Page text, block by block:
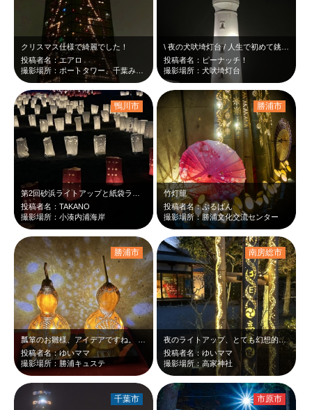
クリスマス仕様で綺麗でした！
投稿者名：エアロ
撮影場所：ポートタワー、千葉みなと
投稿者名：ピーナッチ！
撮影場所：犬吠埼灯台
投稿者名：TAKANO
撮影場所：小湊内浦海岸
鴨川市
竹灯籠
投稿者名：ぶるばん
撮影場所：勝浦文化交流センター
勝浦市
投稿者名：ゆいママ
撮影場所：勝浦キュステ
勝浦市
夜のライトアップ、とても幻想的でステキでした💓
投稿者名：ゆいママ
撮影場所：高家神社
南房総市
千葉市 市原市